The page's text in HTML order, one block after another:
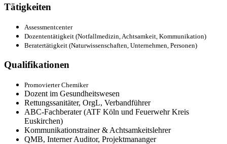
Tätigkeiten
Assessmentcenter
Dozententätigkeit (Notfallmedizin, Achtsamkeit, Kommunikation)
Beratertätigkeit (Naturwissenschaften, Unternehmen, Personen)
Qualifikationen
Promovierter Chemiker
Dozent im Gesundheitswesen
Rettungssanitäter, OrgL, Verbandführer
ABC-Fachberater (ATF Köln und Feuerwehr Kreis
Euskirchen)
Kommunikationstrainer & Achtsamkeitslehrer
QMB, Interner Auditor, Projektmananger